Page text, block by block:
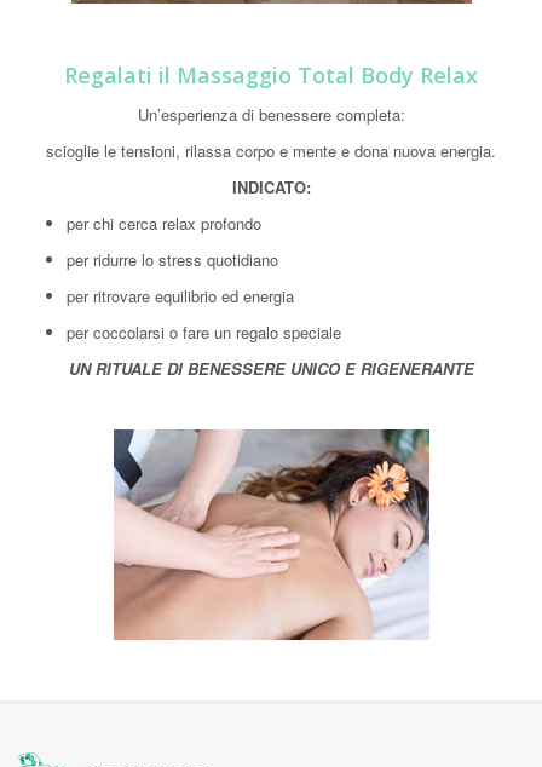
Regalati il Massaggio Total Body Relax
Un’esperienza di benessere completa:
scioglie le tensioni, rilassa corpo e mente e dona nuova energia.
INDICATO:
per chi cerca relax profondo
per ridurre lo stress quotidiano
per ritrovare equilibrio ed energia
per coccolarsi o fare un regalo speciale
UN RITUALE DI BENESSERE UNICO E RIGENERANTE